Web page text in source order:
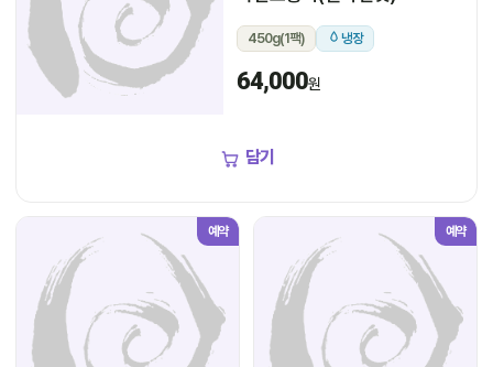
450g(1팩) 냉장
64,000원
담기
예약 예약